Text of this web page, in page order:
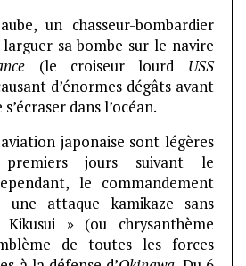
un chasseur-bombardier
sa bombe sur le navire
(le croiseur lourd USS
d’énormes dégâts avant
dans l’océan.
japonaise sont légères
jours suivant le
le commandement
une attaque kamikaze sans
» (ou chrysanthème
de toutes les forces